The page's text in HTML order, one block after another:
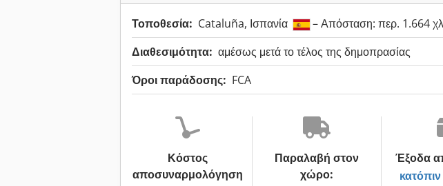
Τοποθεσία: Cataluña, Ισπανία
– Απόσταση: περ. 1.664
Διαθεσιμότητα: αμέσως μετά το τέλος της δημοπρασίας
Όροι παράδοσης: FCA
Κόστος
αποσυναρμολόγηση
Παραλαβή στον
χώρο:
Έξοδα